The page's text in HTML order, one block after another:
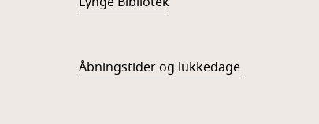
Åbningstider og lukkedage